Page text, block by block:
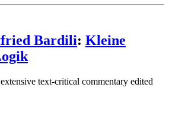
Bardili: Kleine
text-critical commentary edited